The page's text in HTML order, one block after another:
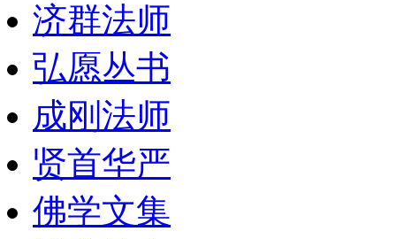
济群法师
弘愿丛书
成刚法师
贤首华严
佛学文集